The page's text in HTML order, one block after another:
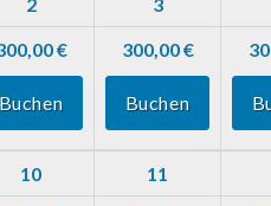
€
Buchen
300,00 €
Buchen
10 11